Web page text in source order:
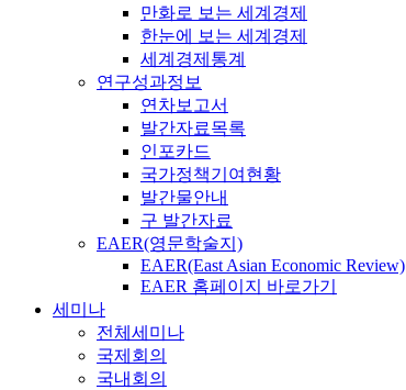
만화로 보는 세계경제
한눈에 보는 세계경제
세계경제통계
연구성과정보
연차보고서
발간자료목록
인포카드
국가정책기여현황
발간물안내
구 발간자료
EAER(영문학술지)
EAER(East Asian Economic Review)
EAER 홈페이지 바로가기
세미나
전체세미나
국제회의
국내회의